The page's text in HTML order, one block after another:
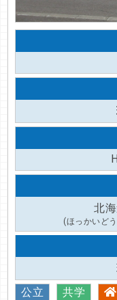
北
(ほっかいど
公立
共学